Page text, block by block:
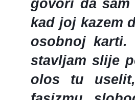
govori da
kad joj kazem
osobnoj
stavljam slije
olos tu